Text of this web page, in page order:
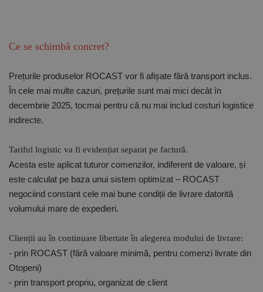
Ce se schimbă concret?
Prețurile produselor ROCAST vor fi afișate fără transport inclus.
În cele mai multe cazuri, prețurile sunt mai mici decât în
decembrie 2025, tocmai pentru că nu mai includ costuri logistice
indirecte.
Tariful logistic va fi evidențiat separat pe factură.
Acesta este aplicat tuturor comenzilor, indiferent de valoare, și
este calculat pe baza unui sistem optimizat – ROCAST
negociind constant cele mai bune condiții de livrare datorită
volumului mare de expedieri.
Clienții au în continuare libertate în alegerea modului de livrare:
- prin ROCAST (fără valoare minimă, pentru comenzi livrate din
Otopeni)
- prin transport propriu, organizat de client